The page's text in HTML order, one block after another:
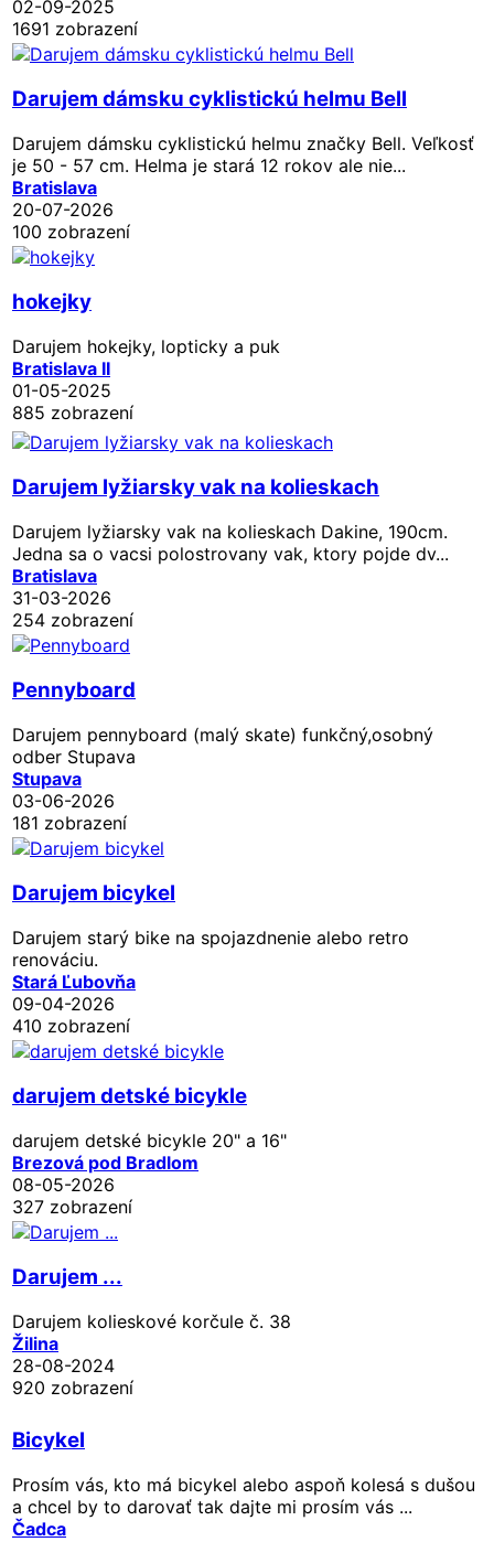
02-09-2025
1691 zobrazení
Darujem dámsku cyklistickú helmu Bell
Darujem dámsku cyklistickú helmu značky Bell. Veľkosť
je 50 - 57 cm. Helma je stará 12 rokov ale nie...
Bratislava
20-07-2026
100 zobrazení
hokejky
Darujem hokejky, lopticky a puk
Bratislava II
01-05-2025
885 zobrazení
Darujem lyžiarsky vak na kolieskach
Darujem lyžiarsky vak na kolieskach Dakine, 190cm.
Jedna sa o vacsi polostrovany vak, ktory pojde dv...
Bratislava
31-03-2026
254 zobrazení
Pennyboard
Darujem pennyboard (malý skate) funkčný,osobný
odber Stupava
Stupava
03-06-2026
181 zobrazení
Darujem bicykel
Darujem starý bike na spojazdnenie alebo retro
renováciu.
Stará Ľubovňa
09-04-2026
410 zobrazení
darujem detské bicykle
darujem detské bicykle 20" a 16"
Brezová pod Bradlom
08-05-2026
327 zobrazení
Darujem ...
Darujem kolieskové korčule č. 38
Žilina
28-08-2024
920 zobrazení
Bicykel
Prosím vás, kto má bicykel alebo aspoň kolesá s dušou
a chcel by to darovať tak dajte mi prosím vás ...
Čadca